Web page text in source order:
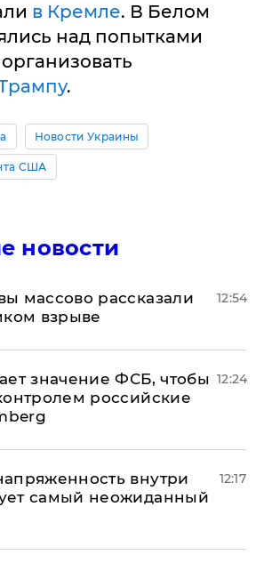
в Кремле. В Белом
над попытками
.
Новости Украины
США
новости
массово рассказали
взрыве
12:54
значение ФСБ, чтобы
российские
12:24
внутри
самый неожиданный
12:17